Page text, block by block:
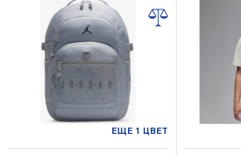
ЕЩЕ 1 ЦВЕТ